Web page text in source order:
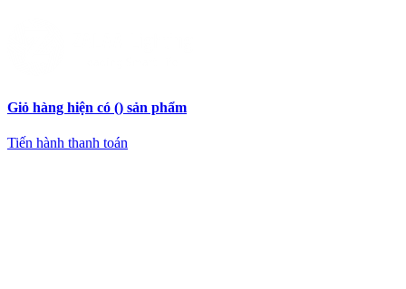
Giỏ hàng hiện có () sản phẩm
Tiến hành thanh toán